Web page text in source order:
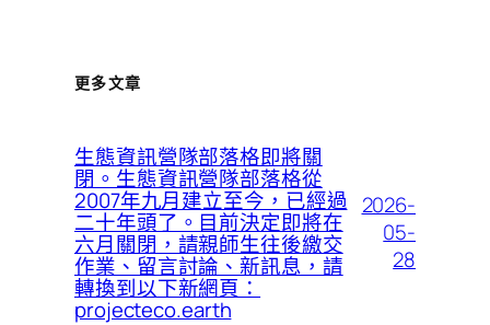
更多文章
生態資訊營隊部落格即將關
閉。生態資訊營隊部落格從
2007年九月建立至今，已經過
二十年頭了。目前決定即將在
六月關閉，請親師生往後繳交
作業、留言討論、新訊息，請
轉換到以下新網頁：
projecteco.earth
2026-
05-
28